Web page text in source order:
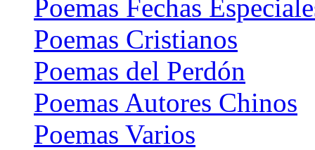
Poemas Fechas
Poemas Cristianos
Poemas del Perdón
Poemas Autores Chinos
Poemas Varios